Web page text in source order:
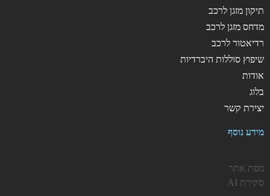
תיקון מזגן לרכב
מדחס מזגן לרכב
רדיאטור לרכב
שיפוץ סוללות היברדיות
אודות
בלוג
יצירת קשר
מידע נוסף
מפת אתר
סקירת AI